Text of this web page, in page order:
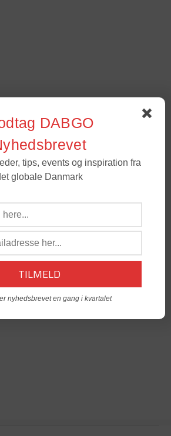
DABGO
tips, events og inspiration fra
globale Danmark
nyhedsbrevet en gang i kvartalet